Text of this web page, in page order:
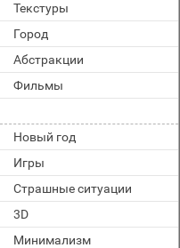
Текстуры
Город
Абстракции
Фильмы
Новый год
Игры
Страшные ситуации
3D
Минимализм